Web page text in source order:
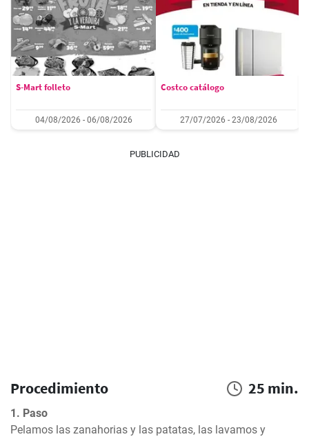
S-Mart folleto
04/08/2026 - 06/08/2026
Costco catálogo
27/07/2026 - 23/08/2026
PUBLICIDAD
Procedimiento 25 min.
1. Paso
Pelamos las zanahorias y las patatas, las lavamos y